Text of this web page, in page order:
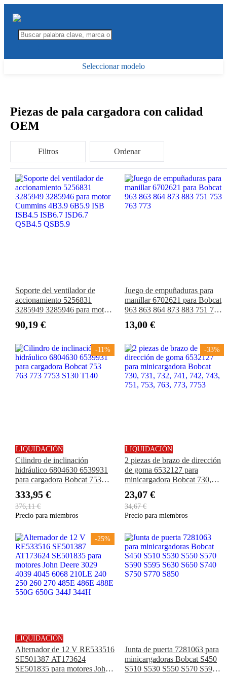
Seleccionar modelo
Piezas de pala cargadora con calidad
OEM
Filtros Ordenar
Soporte del ventilador de
accionamiento 5256831
3285949 3285946 para motor
ISB4.5 ISB6.7 ISD6.7
90,19 €
Juego de empuñaduras para
manillar 6702621 para Bobcat
963 863 864 873 883 751 753
13,00 €
-11%
LIQUIDACIÓN
Cilindro de inclinación
hidráulico 6804630 6539931
para cargadora Bobcat 753
333,95 €
376,11 €
Precio para miembros
-33%
LIQUIDACIÓN
2 piezas de brazo de dirección
de goma 6532127 para
minicargadora Bobcat 730,
753, 763, 773, 7753
23,07 €
34,67 €
Precio para miembros
-25%
LIQUIDACIÓN
Alternador de 12 V RE533516
SE501387 AT173624
SE501835 para motores John
Junta de puerta 7281063 para
minicargadoras Bobcat S450
S510 S530 S550 S570 S590